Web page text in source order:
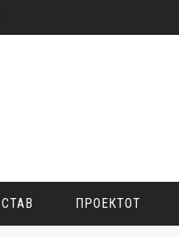
СТАВ ПРОЕКТОТ